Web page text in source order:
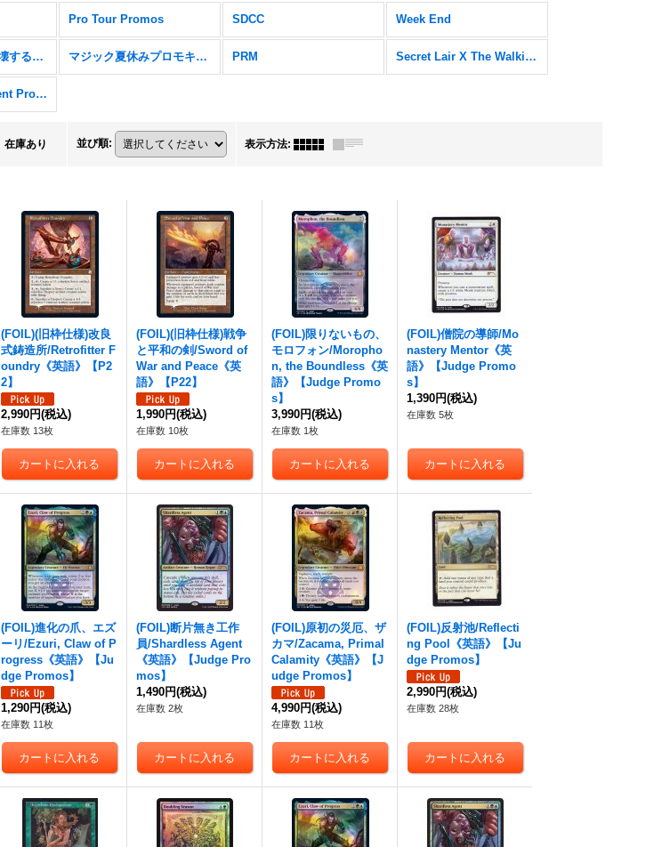
Pro Tour Promos SDCC Week End
すべての人類を破壊する。それらは再生できない。 マジック夏休みプロモキャンペーン PRM Secret Lair X The Walking Dead
Planeswalker Event Promos
在庫あり 並び順: 表示方法:
(FOIL)(旧枠仕様)改良
式鋳造所/Retrofitter F
oundry《英語》【P2
2】
2,990円(税込)
在庫数 13枚
(FOIL)(旧枠仕様)戦争
と平和の剣/Sword of
War and Peace《英
語》【P22】
1,990円(税込)
在庫数 10枚
(FOIL)限りないもの、
モロフォン/Moropho
n, the Boundless《英
語》【Judge Promo
s】
3,990円(税込)
在庫数 1枚
(FOIL)僧院の導師/Mo
nastery Mentor《英
語》【Judge Promo
s】
1,390円(税込)
在庫数 5枚
(FOIL)進化の爪、エズ
ーリ/Ezuri, Claw of P
rogress《英語》【Ju
dge Promos】
1,290円(税込)
在庫数 11枚
(FOIL)断片無き工作
員/Shardless Agent
《英語》【Judge Pro
mos】
1,490円(税込)
在庫数 2枚
(FOIL)原初の災厄、ザ
カマ/Zacama, Primal
Calamity《英語》【J
udge Promos】
4,990円(税込)
在庫数 11枚
(FOIL)反射池/Reflecti
ng Pool《英語》【Ju
dge Promos】
2,990円(税込)
在庫数 28枚